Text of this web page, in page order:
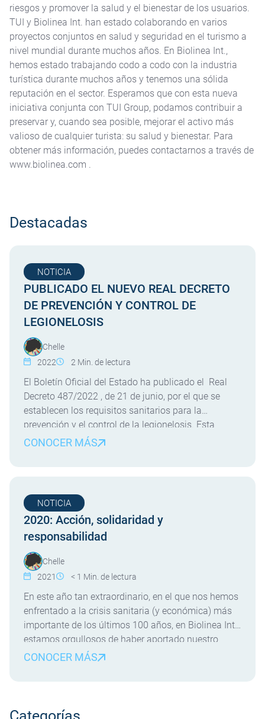
riesgos y promover la salud y el bienestar de los usuarios.
TUI y Biolinea Int. han estado colaborando en varios
proyectos conjuntos en salud y seguridad en el turismo a
nivel mundial durante muchos años. En Biolinea Int.,
hemos estado trabajando codo a codo con la industria
turística durante muchos años y tenemos una sólida
reputación en el sector. Esperamos que con esta nueva
iniciativa conjunta con TUI Group, podamos contribuir a
preservar y, cuando sea posible, mejorar el activo más
valioso de cualquier turista: su salud y bienestar. Para
obtener más información, puedes contactarnos a través de
www.biolinea.com .
Destacadas
PUBLICADO EL NUEVO REAL DECRETO
DE PREVENCIÓN Y CONTROL DE
LEGIONELOSIS
NOTICIA
Chelle
2022
2 Min. de lectura
El Boletín Oficial del Estado ha publicado el Real
Decreto 487/2022 , de 21 de junio, por el que se
establecen los requisitos sanitarios para la
prevención y el control de la legionelosis. Esta
normativa entrará en vigor el 2 de Enero de 2023.
CONOCER MÁS
2020: Acción, solidaridad y
responsabilidad
NOTICIA
Chelle
2021
< 1 Min. de lectura
En este año tan extraordinario, en el que nos hemos
enfrentado a la crisis sanitaria (y económica) más
importante de los últimos 100 años, en Biolinea Int.
estamos orgullosos de haber aportado nuestro
grano de arena a la lucha contra la pandemia. De
CONOCER MÁS